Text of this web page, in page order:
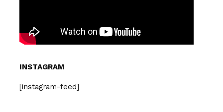
INSTAGRAM
[instagram-feed]